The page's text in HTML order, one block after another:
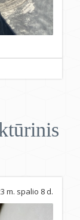
m. spalio 8 d.